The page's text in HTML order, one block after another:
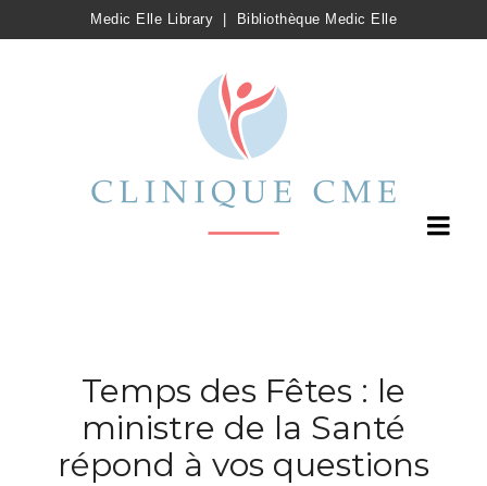
Medic Elle Library Bibliothèque Medic Elle
Temps des Fêtes : le
ministre de la Santé
répond à vos questions